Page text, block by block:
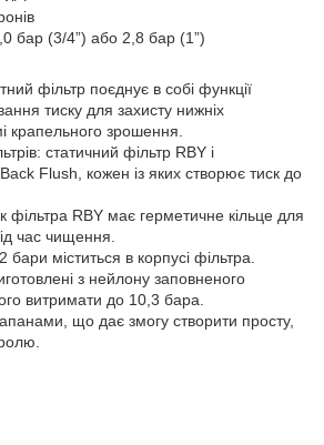
бар (3/4”) або 2,8 бар (1”)
фільтр поєднує в собі функції
тиску для захисту нижніх
крапельного зрошення.
статичний фільтр RBY і
Flush, кожен із яких створює тиск до
фільтра RBY має герметичне кільце для
час чищення.
бари міститься в корпусі фільтра.
з нейлону заповненого
витримати до 10,3 бара.
що дає змогу створити просту,